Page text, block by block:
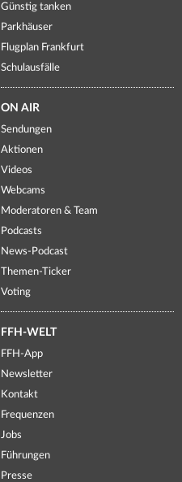
Günstig tanken
Parkhäuser
Flugplan Frankfurt
Schulausfälle
ON AIR
Sendungen
Aktionen
Videos
Webcams
Moderatoren & Team
Podcasts
News-Podcast
Themen-Ticker
Voting
FFH-WELT
FFH-App
Newsletter
Kontakt
Frequenzen
Jobs
Führungen
Presse